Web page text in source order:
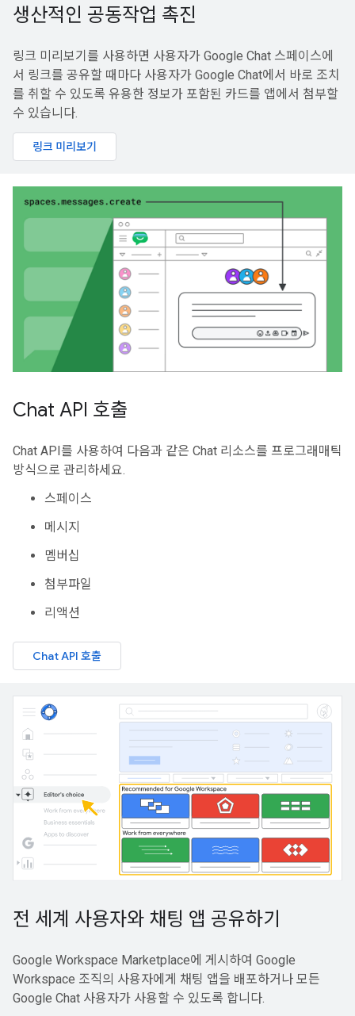
생산적인 공동작업 촉진
링크 미리보기를 사용하면 사용자가 Google Chat 스페이스에
서 링크를 공유할 때마다 사용자가 Google Chat에서 바로 조치
를 취할 수 있도록 유용한 정보가 포함된 카드를 앱에서 첨부할
수 있습니다.
링크 미리보기
Chat API 호출
Chat API를 사용하여 다음과 같은 Chat 리소스를 프로그래매틱
방식으로 관리하세요.
스페이스
메시지
멤버십
첨부파일
리액션
Chat API 호출
전 세계 사용자와 채팅 앱 공유하기
Google Workspace Marketplace에 게시하여 Google
Workspace 조직의 사용자에게 채팅 앱을 배포하거나 모든
Google Chat 사용자가 사용할 수 있도록 합니다.